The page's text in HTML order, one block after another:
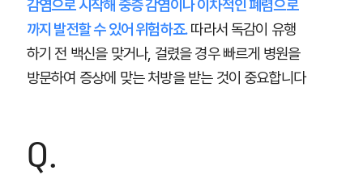
감염으로 시작해 중증 감염이나 이차적인 폐렴으로
까지 발전할 수 있어 위험하죠.따라서 독감이 유행
하기 전 백신을 맞거나, 걸렸을 경우 빠르게 병원을
방문하여 증상에 맞는 처방을 받는 것이 중요합니다
Q.